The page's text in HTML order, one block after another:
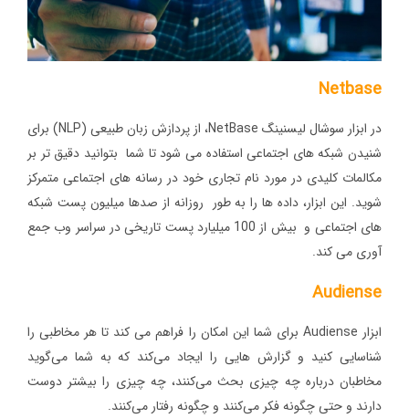
Netbase
در ابزار سوشال لیسنینگ NetBase، از پردازش زبان طبیعی (NLP) برای
شنیدن شبکه های اجتماعی استفاده می شود تا شما بتوانید دقیق تر بر
مکالمات کلیدی در مورد نام تجاری خود در رسانه های اجتماعی متمرکز
شوید. این ابزار، داده ها را به طور روزانه از صدها میلیون پست شبکه
های اجتماعی و بیش از 100 میلیارد پست تاریخی در سراسر وب جمع
آوری می کند.
Audiense
ابزار Audiense برای شما این امکان را فراهم می کند تا هر مخاطبی را
شناسایی کنید و گزارش ‌هایی را ایجاد می‌کند که به شما می‌گوید
مخاطبان درباره چه چیزی بحث می‌کنند، چه چیزی را بیشتر دوست
دارند و حتی چگونه فکر می‌کنند و چگونه رفتار می‌کنند.